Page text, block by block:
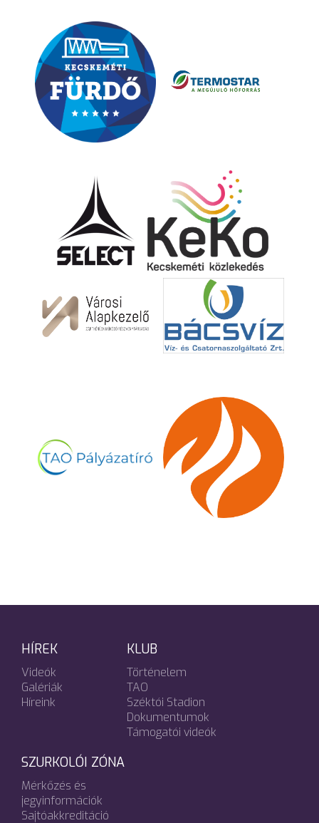
HÍREK
Videók
Galériák
Híreink
KLUB
Történelem
TAO
Széktói Stadion
Dokumentumok
Támogatói videók
SZURKOLÓI ZÓNA
Mérkőzés és
jegyinformációk
Sajtóakkreditáció